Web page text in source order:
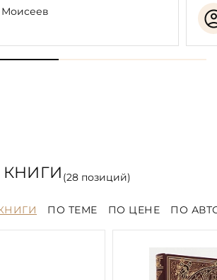
(28позиций)
ПО ТЕМЕ ПО ЦЕНЕ ПО